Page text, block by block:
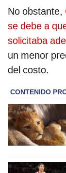
No obstante,
se debe a
solicitaba
un menor
del costo.